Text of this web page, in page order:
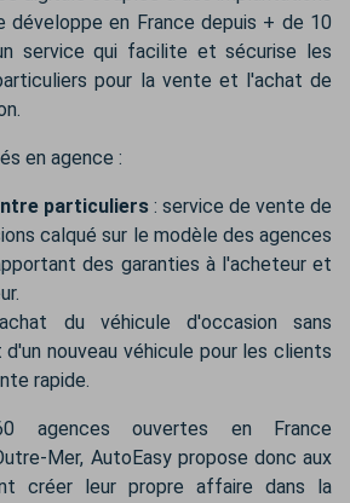
développe en France depuis + de 10
service qui facilite et sécurise les
pour la vente et l'achat de
en agence :
particuliers : service de vente de
calqué sur le modèle des agences
des garanties à l'acheteur et
du véhicule d'occasion sans
nouveau véhicule pour les clients
rapide.
agences ouvertes en France
Mer, AutoEasy propose donc aux
créer leur propre affaire dans la